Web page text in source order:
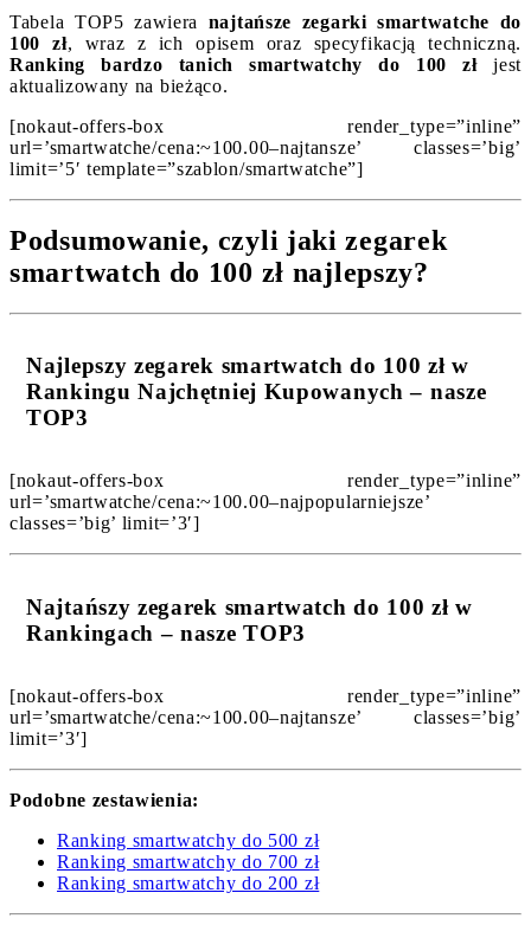
Tabela TOP5 zawiera najtańsze zegarki smartwatche do
100 zł, wraz z ich opisem oraz specyfikacją techniczną.
Ranking bardzo tanich smartwatchy do 100 złjest
aktualizowany na bieżąco.
[nokaut-offers-box render_type=”inline”
url=’smartwatche/cena:~100.00–najtansze’ classes=’big’
limit=’5′ template=”szablon/smartwatche”]
Podsumowanie, czyli jaki zegarek
smartwatch do 100 zł najlepszy?
Najlepszy zegarek smartwatch do 100 zł w
Rankingu Najchętniej Kupowanych – nasze
TOP3
[nokaut-offers-box render_type=”inline”
url=’smartwatche/cena:~100.00–najpopularniejsze’
classes=’big’ limit=’3′]
Najtańszy zegarek smartwatch do 100 zł w
Rankingach – nasze TOP3
[nokaut-offers-box render_type=”inline”
url=’smartwatche/cena:~100.00–najtansze’ classes=’big’
limit=’3′]
Podobne zestawienia:
Ranking smartwatchy do 500 zł
Ranking smartwatchy do 700 zł
Ranking smartwatchy do 200 zł